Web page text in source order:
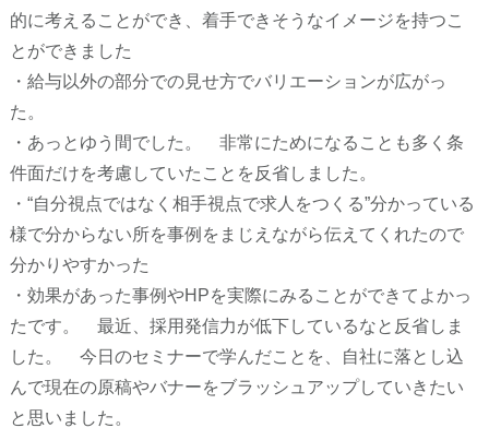
的に考えることができ、着手できそうなイメージを持つこ
とができました
・給与以外の部分での見せ方でバリエーションが広がっ
た。
・あっとゆう間でした。 非常にためになることも多く条
件面だけを考慮していたことを反省しました。
・“自分視点ではなく相手視点で求人をつくる”分かっている
様で分からない所を事例をまじえながら伝えてくれたので
分かりやすかった
・効果があった事例やHPを実際にみることができてよかっ
たです。 最近、採用発信力が低下しているなと反省しま
した。 今日のセミナーで学んだことを、自社に落とし込
んで現在の原稿やバナーをブラッシュアップしていきたい
と思いました。